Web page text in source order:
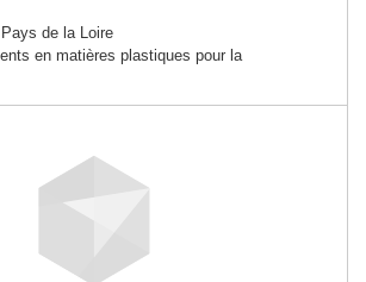
de la Loire
en matières plastiques pour la